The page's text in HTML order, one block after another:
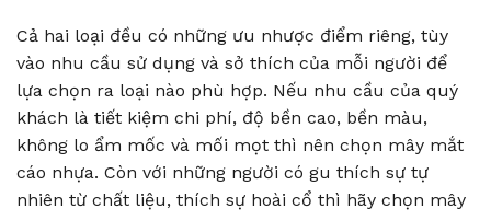
Cả hai loại đều có những ưu nhược điểm riêng, tùy
vào nhu cầu sử dụng và sở thích của mỗi người để
lựa chọn ra loại nào phù hợp. Nếu nhu cầu của quý
khách là tiết kiệm chi phí, độ bền cao, bền màu,
không lo ẩm mốc và mối mọt thì nên chọn mây mắt
cáo nhựa. Còn với những người có gu thích sự tự
nhiên từ chất liệu, thích sự hoài cổ thì hãy chọn mây